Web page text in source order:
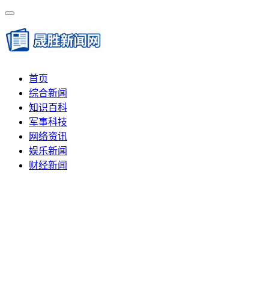
首页
综合新闻
知识百科
军事科技
网络资讯
娱乐新闻
财经新闻